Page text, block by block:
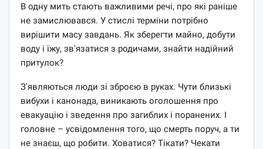
В одну мить стають важливими речі, про які раніше
не замислювався. У стислі терміни потрібно
вирішити масу завдань. Як зберегти майно, добути
воду і їжу, зв'язатися з родичами, знайти надійний
притулок?
З'являються люди зі зброєю в руках. Чути близькі
вибухи і канонада, виникають оголошення про
евакуацію і зведення про загиблих і поранених. І
головне – усвідомлення того, що смерть поруч, а ти
не знаєш, що робити. Ховатися? Тікати? Чекати